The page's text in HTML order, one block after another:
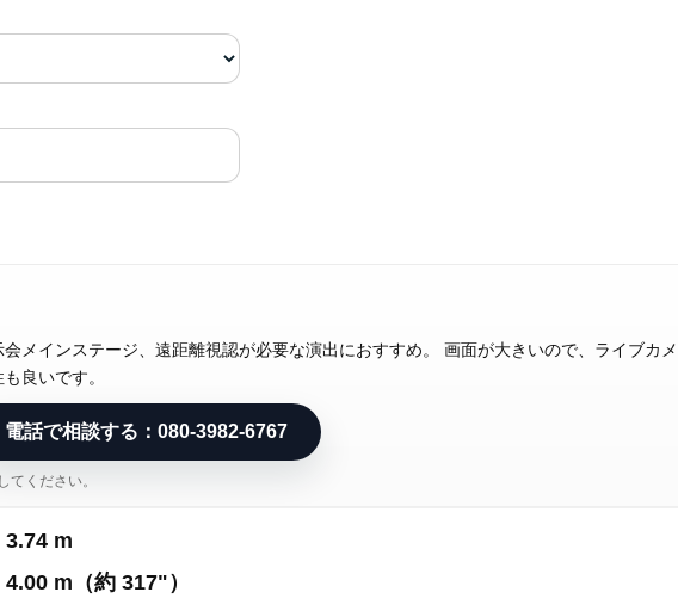
メインステージ、遠距離視認が必要な演出におすすめ。 画面が大きいので、ライブカ
良いです。
電話で相談する：080-3982-6767
てください。
m
m（約 317"）